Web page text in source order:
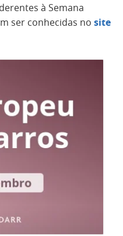
à Semana
ser conhecidas no site